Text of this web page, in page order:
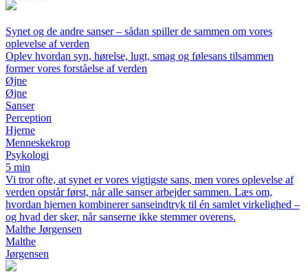
Synet og de andre sanser – sådan spiller de sammen om vores
oplevelse af verden
Oplev hvordan syn, hørelse, lugt, smag og følesans tilsammen
former vores forståelse af verden
Øjne
Øjne
Sanser
Perception
Hjerne
Menneskekrop
Psykologi
5 min
Vi tror ofte, at synet er vores vigtigste sans, men vores oplevelse af
verden opstår først, når alle sanser arbejder sammen. Læs om,
hvordan hjernen kombinerer sanseindtryk til én samlet virkelighed –
og hvad der sker, når sanserne ikke stemmer overens.
Malthe Jørgensen
Malthe
Jørgensen